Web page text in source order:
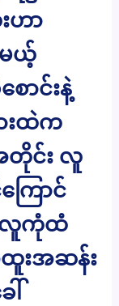
ဟာ
မယ့်
ာင်းနဲ့
းထဲက
တိုင်း လူ
ောင်
လူကုံထံ
းအဆန်း